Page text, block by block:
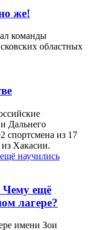
же!
команды
областных
Дальнего
спортсмена из 17
Хакасии.
Чему ещё
лагере?
имени Зои